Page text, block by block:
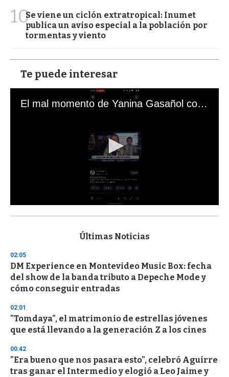
10Se viene un ciclón extratropical: Inumet
publica un aviso especial a la población por
tormentas y viento
Te puede interesar
El mal momento de Yanina Gasañol con un hincha argentino en "Subrayado"
s
d
s
o
f
3
s
e
o
d
s
Últimas Noticias
02:05
DM Experience en Montevideo Music Box: fecha
del show de la banda tributo a Depeche Mode y
cómo conseguir entradas
02:01
"Tomdaya", el matrimonio de estrellas jóvenes
que está llevando a la generación Z a los cines
00:42
"Era bueno que nos pasara esto", celebró Aguirre
tras ganar el Intermedio y elogió a Leo Jaime y